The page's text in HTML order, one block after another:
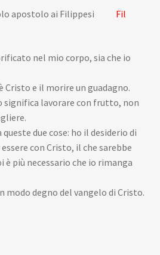
apostolo ai Filippesi Fil
nel mio corpo, sia che io
Cristo e il morire un guadagno.
significa lavorare con frutto, non
due cose: ho il desiderio di
con Cristo, il che sarebbe
è più necessario che io rimanga
modo degno del vangelo di Cristo.